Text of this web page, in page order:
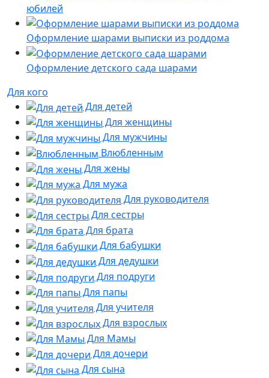
юбилей
Оформление шарами выписки из роддома
Оформление детского сада шарами
Для кого
Для детей
Для женщины
Для мужчины
Влюбленным
Для жены
Для мужа
Для руководителя
Для сестры
Для брата
Для бабушки
Для дедушки
Для подруги
Для папы
Для учителя
Для взрослых
Для Мамы
Для дочери
Для сына